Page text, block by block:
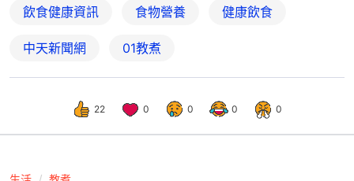
飲食健康資訊 食物營養 健康飲食
中天新聞網 01教煮
22 0 0 0 0